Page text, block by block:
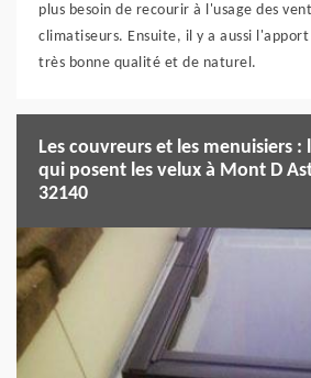
plus besoin de recourir à l'usage des
climatiseurs. Ensuite, il y a aussi
très bonne qualité et de naturel.
Les couvreurs et les menuisiers :
qui posent les velux à Mont D
32140